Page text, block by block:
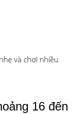
và chơi nhiều
16 đến